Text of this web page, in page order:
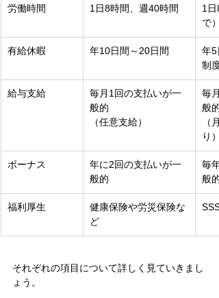
労働時間 1日8時間、週40時間
1日
で）
有給休暇 年10日間～20日間
年5
制
給与支給
毎月1回の支払いが一
般的
（任意支給）
毎
般的
（
り）
ボーナス
年に2回の支払いが一
般的
毎
般的
福利厚生
健康保険や労災保険な
ど
それぞれの項目について詳しく見ていきまし
ょう。